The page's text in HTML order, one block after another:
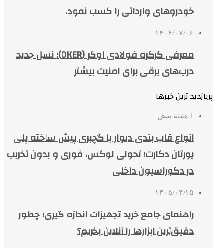
خودروهای وارداتی را کسب نمود.
۱۴۰۴/۰۷/۰۶
معرفی کرکره فولادی اوکر (OKER)؛ نسل جدید
درب‌های برقی برای امنیت بیشتر
پربازدید ترین خبرها
1 هفته پیش
انواع قاب بندی دیوار با گچبری پیش ساخته پلی
یورتان دکارت؛ تحولی لوکس، فوری و بدون تخریب
در دکوراسیون داخلی
۱۴۰۵/۰۴/۱۵
راهنمای جامع خرید تجهیزات اندازه گیری؛ چطور
دقیق‌ترین ابزارها را آنلاین بخریم؟